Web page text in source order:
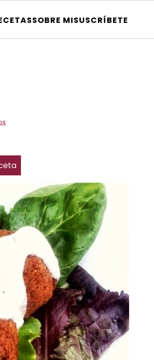
SOBRE MISUSCRÍBETE